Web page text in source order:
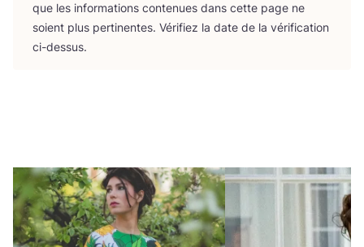
que les infor­ma­tions conte­nues dans cette page ne
soient plus per­ti­nentes. Véri­fiez la date de la véri­fi­ca­tion
ci-dessus.